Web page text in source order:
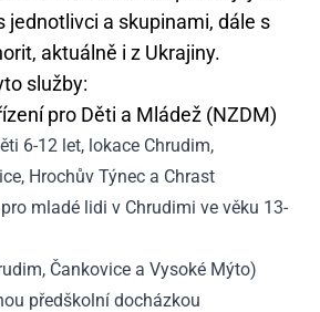
jednotlivci a skupinami, dále s
aktuálně i z Ukrajiny.
služby:
pro Děti a Mládež (NZDM)
6-12 let, lokace Chrudim,
Hrochův Týnec a Chrast
mladé lidi v Chrudimi ve věku 13-
Čankovice a Vysoké Mýto)
předškolní docházkou